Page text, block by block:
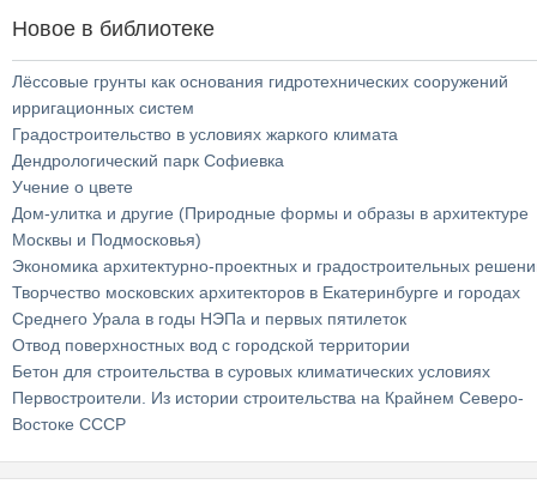
Новое в библиотеке
Лёссовые грунты как основания гидротехнических сооружений
ирригационных систем
Градостроительство в условиях жаркого климата
Дендрологический парк Софиевка
Учение о цвете
Дом-улитка и другие (Природные формы и образы в архитектуре
Москвы и Подмосковья)
Экономика архитектурно-проектных и градостроительных
Творчество московских архитекторов в Екатеринбурге и городах
Среднего Урала в годы НЭПа и первых пятилеток
Отвод поверхностных вод с городской территории
Бетон для строительства в суровых климатических условиях
Первостроители. Из истории строительства на Крайнем Северо-
Востоке СССР